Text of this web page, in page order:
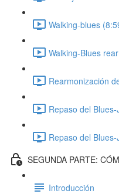
Walking-blues
Walking-Blues
Rearmonización
Repaso del
Repaso del
SEGUNDA PARTE:
Introducción